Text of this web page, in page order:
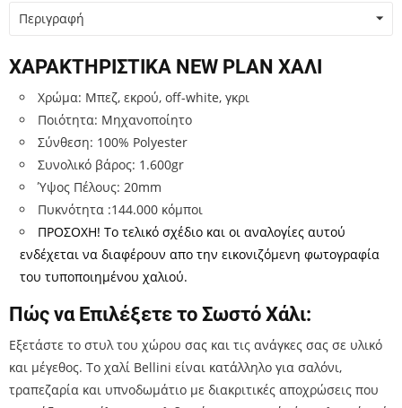
Περιγραφή
ΧΑΡΑΚΤΗΡΙΣΤΙΚΑ NEW PLAN ΧΑΛΙ
Χρώμα: Μπεζ, εκρού, off-white, γκρι
Ποιότητα: Μηχανοποίητο
Σύνθεση: 100% Polyester
Συνολικό βάρος: 1.600gr
Ύψος Πέλους: 20mm
Πυκνότητα :144.000 κόµποι
ΠΡΟΣΟΧΗ! Tο τελικό σχέδιο και οι αναλογίες αυτού
ενδέχεται να διαφέρουν απο την εικονιζόµενη φωτογραφία
του τυποποιηµένου χαλιού.
Πώς να Επιλέξετε το Σωστό Χάλι:
Εξετάστε το στυλ του χώρου σας και τις ανάγκες σας σε υλικό
και μέγεθος. Το χαλί Bellini είναι κατάλληλο για σαλόνι,
τραπεζαρία και υπνοδωμάτιο με διακριτικές αποχρώσεις που